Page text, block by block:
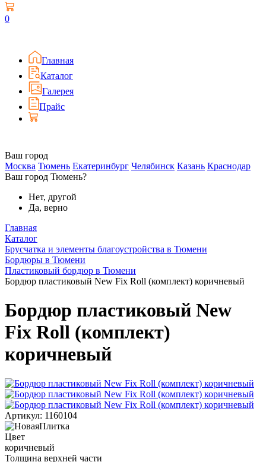
0
Главная
Каталог
Галерея
Прайс
Ваш город
Москва Тюмень Екатеринбург Челябинск Казань Краснодар
Ваш город Тюмень?
Нет, другой
Да, верно
Главная
Каталог
Брусчатка и элементы благоустройства в Тюмени
Бордюры в Тюмени
Пластиковый бордюр в Тюмени
Бордюр пластиковый New Fix Roll (комплект) коричневый
Бордюр пластиковый New
Fix Roll (комплект)
коричневый
Артикул: 1160104
Цвет
коричневый
Толщина верхней части